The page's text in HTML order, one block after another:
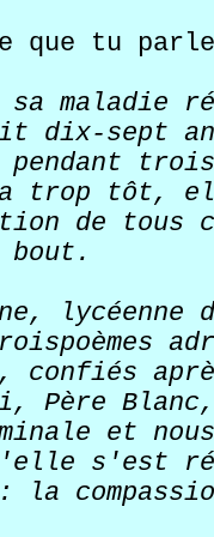
que tu
sa maladie
dix-sept
trop tôt,
de tous
bout.
lycéenne
confiés
Père
et
s'est